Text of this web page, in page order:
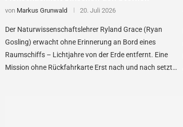
von Markus Grunwald 20. Juli 2026
Der Naturwissenschaftslehrer Ryland Grace (Ryan
Gosling) erwacht ohne Erinnerung an Bord eines
Raumschiffs – Lichtjahre von der Erde entfernt. Eine
Mission ohne Rückfahrkarte Erst nach und nach setzt